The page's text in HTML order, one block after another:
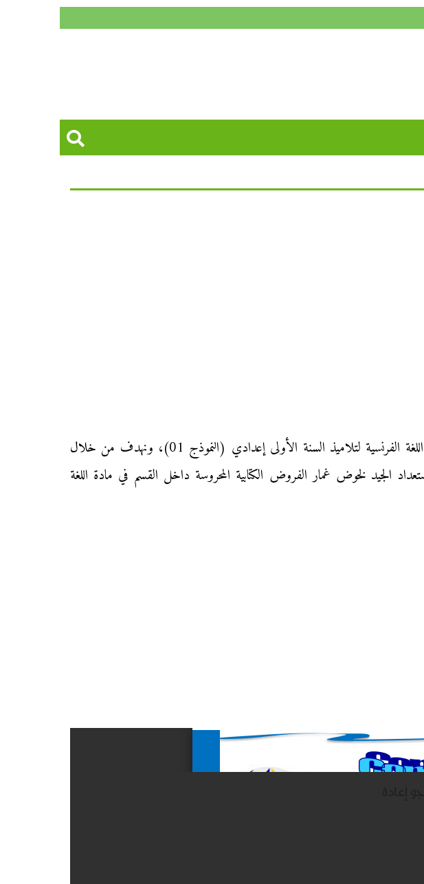
نقدم إليكم زوار موقع «محفظتي» الفرض الأول من المرحلة الثانية من الدورة الأولى في مادة اللغة الفرنسية لتلاميذ السنة الأولى إعدادي (النموذج 01)، ونهدف من خلال
الجيد لخوض غمار الفروض الكتابية المحروسة داخل القسم في مادة اللغة